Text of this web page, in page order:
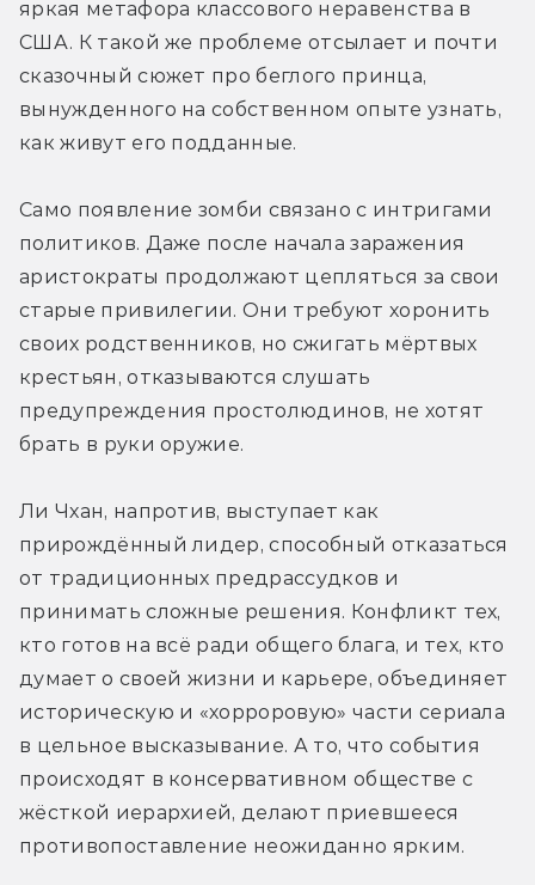
яркая метафора классового неравенства в
США. К такой же проблеме отсылает и почти
сказочный сюжет про беглого принца,
вынужденного на собственном опыте узнать,
как живут его подданные.
Само появление зомби связано с интригами
политиков. Даже после начала заражения
аристократы продолжают цепляться за свои
старые привилегии. Они требуют хоронить
своих родственников, но сжигать мёртвых
крестьян, отказываются слушать
предупреждения простолюдинов, не хотят
брать в руки оружие.
Ли Чхан, напротив, выступает как
прирождённый лидер, способный отказаться
от традиционных предрассудков и
принимать сложные решения. Конфликт тех,
кто готов на всё ради общего блага, и тех, кто
думает о своей жизни и карьере, объединяет
историческую и «хорроровую» части сериала
в цельное высказывание. А то, что события
происходят в консервативном обществе с
жёсткой иерархией, делают приевшееся
противопоставление неожиданно ярким.